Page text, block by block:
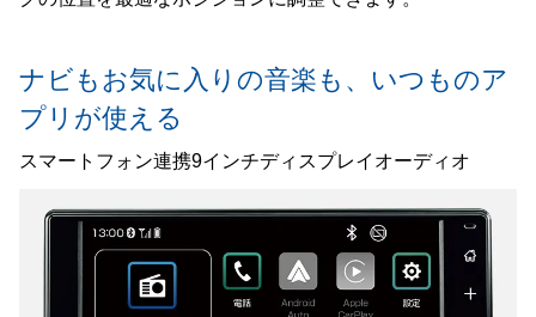
ナビもお気に入りの音楽も、いつものア
プリが使える
スマートフォン連携9インチディスプレイオーディオ